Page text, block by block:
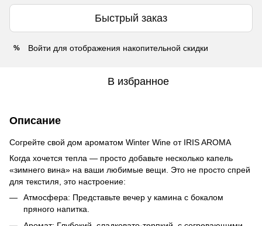
Быстрый заказ
% Войти для отображения накопительной скидки
В избранное
Описание
Согрейте свой дом ароматом Winter Wine от IRIS AROMA
Когда хочется тепла — просто добавьте несколько капель
«зимнего вина» на ваши любимые вещи. Это не просто спрей
для текстиля, это настроение:
Атмосфера: Представьте вечер у камина с бокалом
пряного напитка.